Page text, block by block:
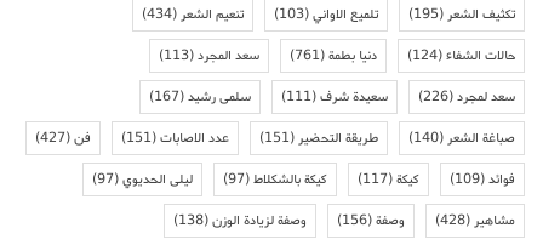
تكثيف الشعر(195) تلميع الاواني(103) تنعيم الشعر(434)
حالات الشفاء(124) دنيا بطمة(761) سعد المجرد(113)
سعد لمجرد(226) سعيدة شرف(111) سلمى رشيد(167)
صباغة الشعر(140) طريقة التحضير(151) عدد الاصابات(151) فن(427)
فوائد(109) كيكة(117) كيكة بالشكلاط(97) ليلى الحديوي(97)
مشاهير(428) وصفة(156) وصفة لزيادة الوزن(138)